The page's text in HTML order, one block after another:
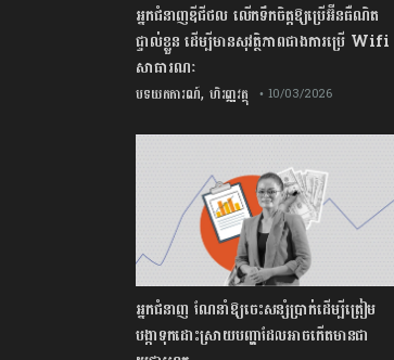
អ្នកជំនាញឌីជីថល លើកទឹកចិត្តឱ្យប្រើអ៊ីនធឺណិត
ផ្ទាល់ខ្លួន ដើម្បីមានសុវត្ថិភាពជាងការប្រើ Wifi​
សាធារណៈ
បទយកការណ៍, ហិរញ្ញវត្ថុ • 10/03/2026
អ្នកជំនាញ ណែនាំឱ្យចេះសន្សំប្រាក់ដើម្បីត្រៀម
បង្កាទុកដោះស្រាយបញ្ហាដែលអាចកើតមានជា